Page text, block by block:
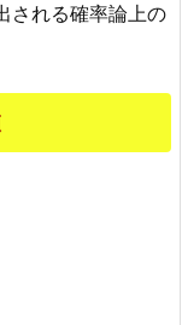
される確率論上の